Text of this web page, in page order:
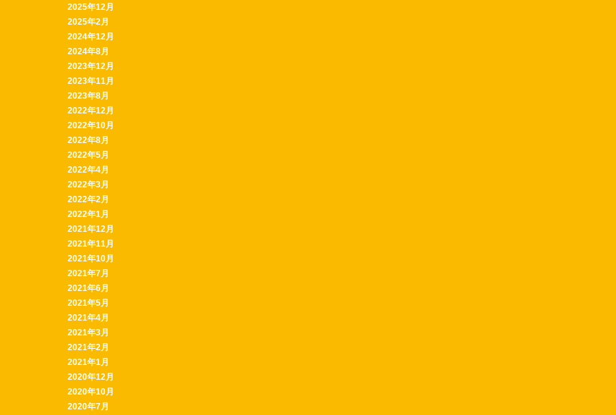
2025年12月
2025年2月
2024年12月
2024年8月
2023年12月
2023年11月
2023年8月
2022年12月
2022年10月
2022年8月
2022年5月
2022年4月
2022年3月
2022年2月
2022年1月
2021年12月
2021年11月
2021年10月
2021年7月
2021年6月
2021年5月
2021年4月
2021年3月
2021年2月
2021年1月
2020年12月
2020年10月
2020年7月